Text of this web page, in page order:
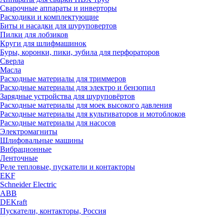
Сварочные аппараты и инверторы
Расходики и комплектующие
Биты и насадки для шуруповертов
Пилки для лобзиков
Круги для шлифмашинок
Буры, коронки, пики, зубила для перфораторов
Сверла
Масла
Расходные материалы для триммеров
Расходные материалы для электро и бензопил
Зарядные устройства для шуруповёртов
Расходные материалы для моек высокого давления
Расходные материалы для культиваторов и мотоблоков
Расходные материалы для насосов
Электромагниты
Шлифовальные машины
Вибрационные
Ленточные
Реле тепловые, пускатели и контакторы
EKF
Schneider Electric
ABB
DEKraft
Пускатели, контакторы, Россия